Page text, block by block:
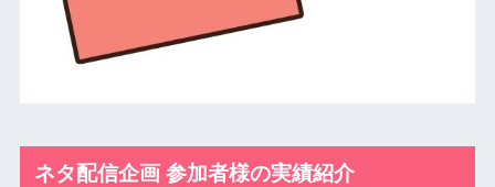
ネタ配信企画 参加者様の実績紹介